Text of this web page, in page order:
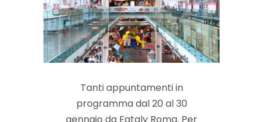
Tanti appuntamenti in
programma dal 20 al 30
gennaio da Eataly Roma. Per